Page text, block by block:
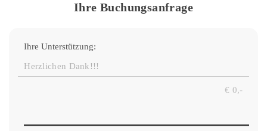
Ihre Buchungsanfrage
Ihre Unterstützung: